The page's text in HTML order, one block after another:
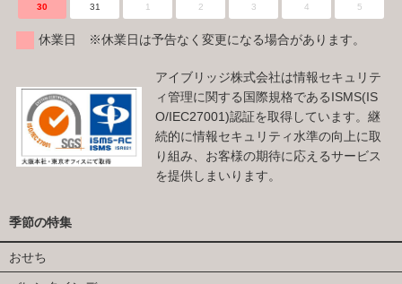
30 31 1 2 3 4 5
休業日 ※休業日は予告なく変更になる場合があります。
アイブリッジ株式会社は情報セキュリテ
ィ管理に関する国際規格であるISMS(IS
O/IEC27001)認証を取得しています。継
続的に情報セキュリティ水準の向上に取
り組み、お客様の期待に応えるサービス
を提供しまいります。
季節の特集
おせち